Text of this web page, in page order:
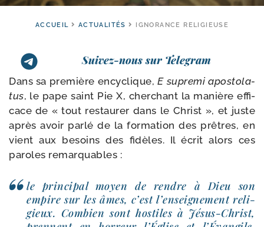
ACCUEIL ACTUALITÉS IGNORANCE RELIGIEUSE
Suivez-nous sur Telegram
Dans sa pre­mière ency­clique,E supre­mi apos­to­la­
tus, le pape saint Pie X, cher­chant la manière effi­
cace de « tout res­tau­rer dans le Christ », et juste
après avoir par­lé de la for­ma­tion des prêtres, en
vient aux besoins des fidèles. Il écrit alors ces
paroles remarquables :
le prin­ci­pal moyen de rendre à Dieu son
empire sur les âmes, c’est l’en­sei­gne­ment reli­
gieux. Combien sont hos­tiles à Jésus-​Christ,